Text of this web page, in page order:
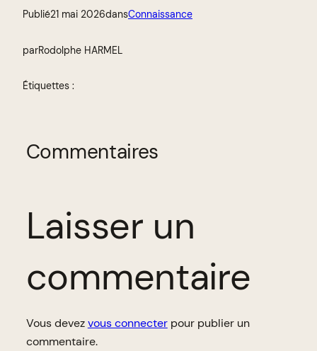
Publié21 mai 2026dansConnaissance
parRodolphe HARMEL
Étiquettes :
Commentaires
Laisser un
commentaire
Vous devezvous connecterpour publier un
commentaire.